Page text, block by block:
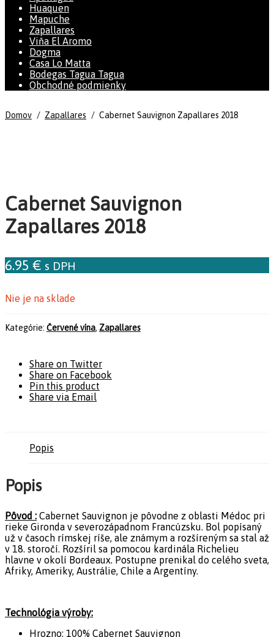
Huaquen
Mapuche
Zapallares
Viňa El Aromo
Dogma
Casa Lo Matta
Bodegas Tagua Tagua
Obchodné podmienky
Domov / Zapallares / Cabernet Sauvignon Zapallares 2018
Cabernet Sauvignon
Zapallares 2018
6.95 € s DPH
Nie je na sklade
Kategórie: Červené vína, Zapallares
Share on Twitter
Share on Facebook
Pin this product
Share via Email
Popis
Popis
Pôvod : Cabernet Sauvignon je pôvodne z oblasti Médoc pri
rieke Gironda v severozápadnom Francúzsku. Bol popísaný
už v časoch rímskej ríše, ale známym a rozšíreným sa stal až
v 18. storočí. Rozšíril sa pomocou kardinála Richelieu
hlavne v okolí Bordeaux. Postupne prenikal do celého sveta,
Afriky, Ameriky, Austrálie, Chile a Argentíny.
Technológia výroby:
Hrozno: 100% Cabernet Sauvignon